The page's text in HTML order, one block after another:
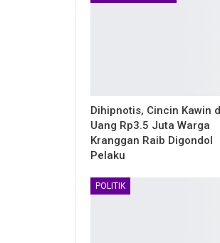
Dihipnotis, Cincin Kawin
Uang Rp3.5 Juta Warga
Kranggan Raib Digondol
Pelaku
POLITIK